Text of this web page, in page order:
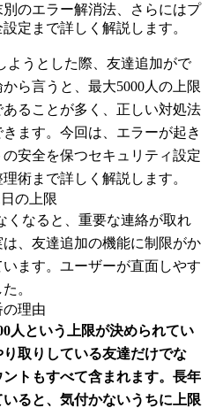
のエラー解消法、さらにはプ
定まで詳しく解説します。
ようとした際、友達追加がで
ら言うと、最大5000人の上限
ることが多く、正しい対処法
ます。今回は、エラーが起き
安全を保つセキュリティ設定
術まで詳しく解説します。
の上限
くなると、重要な連絡が取れ
、友達追加の機能に制限がか
ます。ユーザーが直面しやす
。
の理由
人という上限が決められてい
取りしている友達だけでな
トもすべて含まれます。長年
ると、気付かないうちに上限